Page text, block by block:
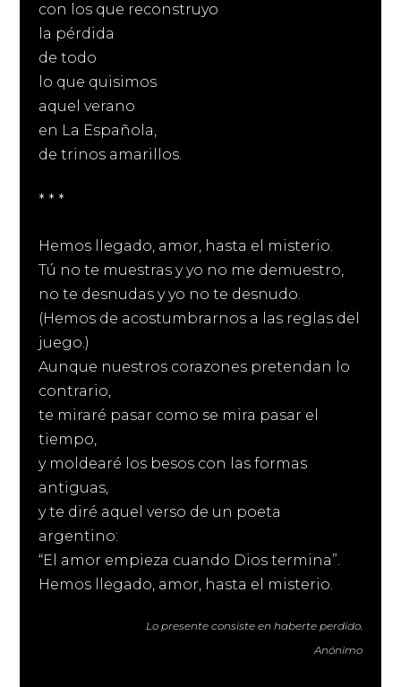
con los que reconstruyo
la pérdida
de todo
lo que quisimos
aquel verano
en La Española,
de trinos amarillos.
* * *
Hemos llegado, amor, hasta el misterio.
Tú no te muestras y yo no me demuestro,
no te desnudas y yo no te desnudo.
(Hemos de acostumbrarnos a las reglas del
juego.)
Aunque nuestros corazones pretendan lo
contrario,
te miraré pasar como se mira pasar el
tiempo,
y moldearé los besos con las formas
antiguas,
y te diré aquel verso de un poeta
argentino:
“El amor empieza cuando Dios termina”.
Hemos llegado, amor, hasta el misterio.
Lo presente consiste en haberte perdido.
Anónimo